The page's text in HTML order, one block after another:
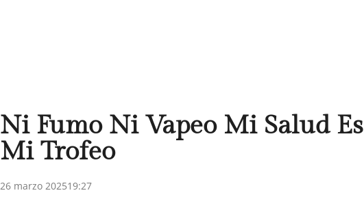
Ni Fumo Ni Vapeo Mi Salud Es
Mi Trofeo
26 marzo 202519:27